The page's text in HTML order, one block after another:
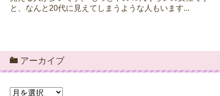
と、なんと20代に見えてしまうような人もいます...
アーカイブ
ア